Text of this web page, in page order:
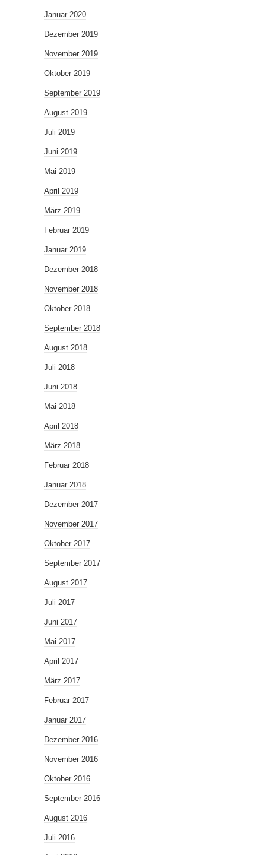
Januar 2020
Dezember 2019
November 2019
Oktober 2019
September 2019
August 2019
Juli 2019
Juni 2019
Mai 2019
April 2019
März 2019
Februar 2019
Januar 2019
Dezember 2018
November 2018
Oktober 2018
September 2018
August 2018
Juli 2018
Juni 2018
Mai 2018
April 2018
März 2018
Februar 2018
Januar 2018
Dezember 2017
November 2017
Oktober 2017
September 2017
August 2017
Juli 2017
Juni 2017
Mai 2017
April 2017
März 2017
Februar 2017
Januar 2017
Dezember 2016
November 2016
Oktober 2016
September 2016
August 2016
Juli 2016